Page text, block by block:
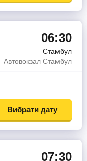
06:30
Стамбул
Автовокзал Стамбул
Вибрати дату
07:30